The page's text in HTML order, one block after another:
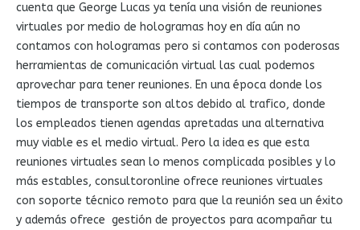
cuenta que George Lucas ya tenía una visión de reuniones
virtuales por medio de hologramas hoy en día aún no
contamos con hologramas pero si contamos con poderosas
herramientas de comunicación virtual las cual podemos
aprovechar para tener reuniones. En una época donde los
tiempos de transporte son altos debido al trafico, donde
los empleados tienen agendas apretadas una alternativa
muy viable es el medio virtual. Pero la idea es que esta
reuniones virtuales sean lo menos complicada posibles y lo
más estables, consultoronline ofrece reuniones virtuales
con soporte técnico remoto para que la reunión sea un éxito
y además ofrece gestión de proyectos para acompañar tu